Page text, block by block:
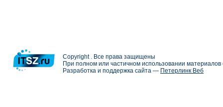
Copyright . Все права защищены
При полном или частичном использовании
Разработка и поддержка сайта — Петерлинк Веб